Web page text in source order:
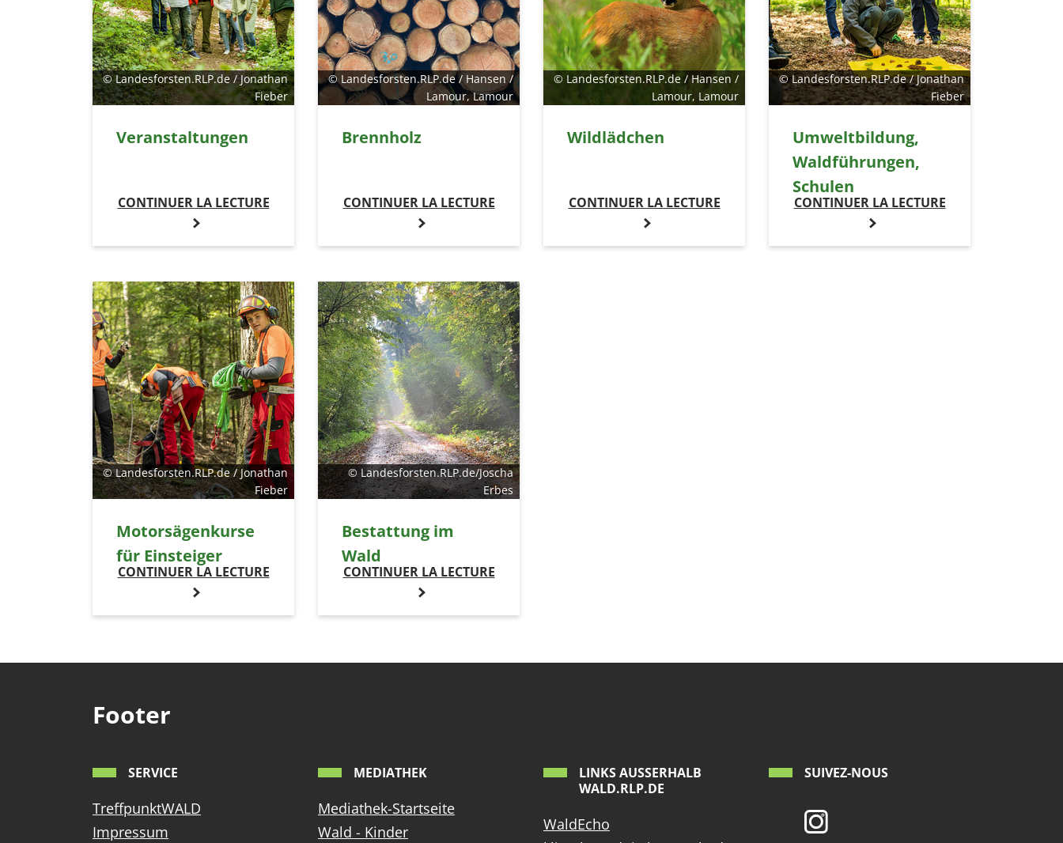
© Landesforsten.RLP.de / Jonathan
Fieber
Veranstaltungen
CONTINUER LA LECTURE
© Landesforsten.RLP.de / Hansen /
Lamour, Lamour
Brennholz
CONTINUER LA LECTURE
© Landesforsten.RLP.de / Hansen /
Lamour, Lamour
Wildlädchen
CONTINUER LA LECTURE
© Landesforsten.RLP.de / Jonathan
Fieber
Umweltbildung,
Waldführungen,
Schulen
CONTINUER LA LECTURE
© Landesforsten.RLP.de / Jonathan
Fieber
Motorsägenkurse
für Einsteiger
CONTINUER LA LECTURE
© Landesforsten.RLP.de/Joscha
Erbes
Bestattung im
Wald
CONTINUER LA LECTURE
Footer
SERVICE
TreffpunktWALD
Impressum
MEDIATHEK
Mediathek-Startseite
Wald - Kinder
LINKS AUSSERHALB W
ALD.RLP.DE
WaldEcho
SUIVEZ-NOUS